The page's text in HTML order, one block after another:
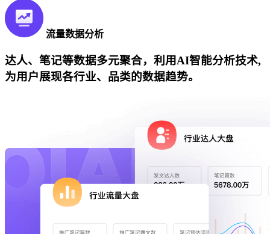
流量数据分析
达人、笔记等数据多元聚合，利用AI智能分析技术,
为用户展现各行业、品类的数据趋势。